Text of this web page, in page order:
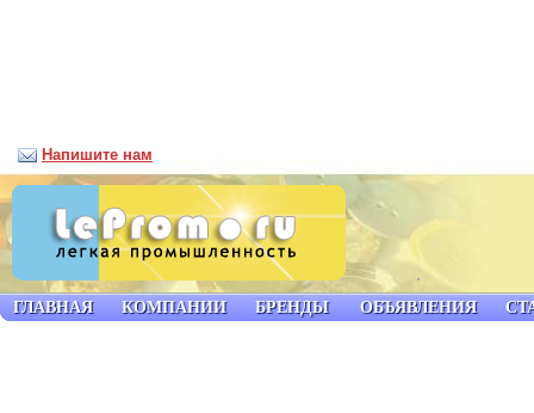
ГЛАВНАЯ КОМПАНИИ БРЕНДЫ ОБЪЯВЛЕНИЯ
Напишите нам